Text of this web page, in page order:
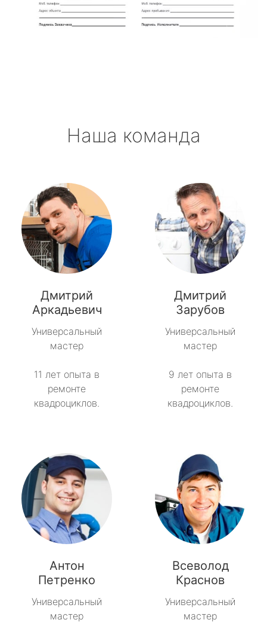
Наша команда
Дмитрий
Аркадьевич
Универсальный
мастер
11 лет опыта в
ремонте
квадроциклов.
Дмитрий
Зарубов
Универсальный
мастер
9 лет опыта в
ремонте
квадроциклов.
Антон
Петренко
Универсальный
мастер
Всеволод
Краснов
Универсальный
мастер